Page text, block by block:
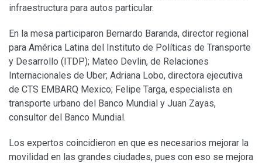
infraestructura para autos particular.
En la mesa participaron Bernardo Baranda, director regional
para América Latina del Instituto de Políticas de Transporte
y Desarrollo (ITDP); Mateo Devlin, de Relaciones
Internacionales de Uber; Adriana Lobo, directora ejecutiva
de CTS EMBARQ Mexico; Felipe Targa, especialista en
transporte urbano del Banco Mundial y Juan Zayas,
consultor del Banco Mundial.
Los expertos coincidieron en que es necesarios mejorar la
movilidad en las grandes ciudades, pues con eso se mejora